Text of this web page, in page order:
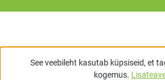
See veebileht kasutab küpsiseid, et
kogemus.